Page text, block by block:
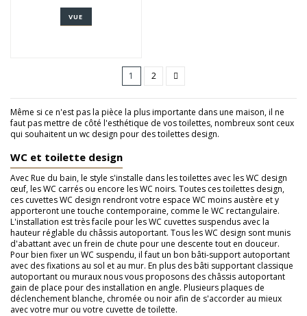
VUE
1 2
Même si ce n'est pas la pièce la plus importante dans une maison, il ne
faut pas mettre de côté l'esthétique de vos toilettes, nombreux sont ceux
qui souhaitent un wc design pour des toilettes design.
WC et toilette design
Avec Rue du bain, le style s'installe dans les toilettes avec les WC design
œuf, les WC carrés ou encore les WC noirs. Toutes ces toilettes design,
ces cuvettes WC design rendront votre espace WC moins austère et y
apporteront une touche contemporaine, comme le WC rectangulaire.
L'installation est très facile pour les WC cuvettes suspendus avec la
hauteur réglable du châssis autoportant. Tous les WC design sont munis
d'abattant avec un frein de chute pour une descente tout en douceur.
Pour bien fixer un WC suspendu, il faut un bon bâti-support autoportant
avec des fixations au sol et au mur. En plus des bâti supportant classique
autoportant ou muraux nous vous proposons des châssis autoportant
gain de place pour des installation en angle. Plusieurs plaques de
déclenchement blanche, chromée ou noir afin de s'accorder au mieux
avec votre mur ou votre cuvette de toilette.